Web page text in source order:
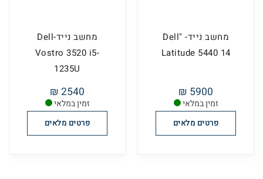
זמין במלאי
מחשב נייד- "Dell
Latitude 5440 14
5900 ₪
פרטים מלאים
זמין במלאי
מחשב נייד-Dell
Vostro 3520 i5-
1235U
2540 ₪
פרטים מלאים